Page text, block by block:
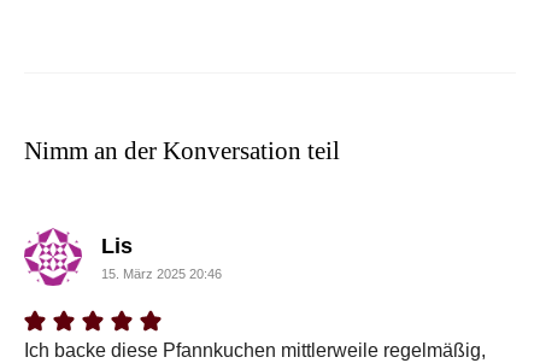
Nimm an der Konversation teil
Lissagte:
15. März 2025 20:46
Ich backe diese Pfannkuchen mittlerweile regelmäßig,